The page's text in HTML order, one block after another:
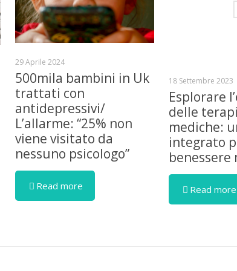
29 Aprile 2024
500mila bambini in Uk
trattati con
antidepressivi/
L’allarme: “25% non
viene visitato da
nessuno psicologo”
Read more
18 Settembre 2023
Esplorare
delle
mediche:
integrato
benessere
Read more